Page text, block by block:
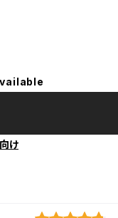
け